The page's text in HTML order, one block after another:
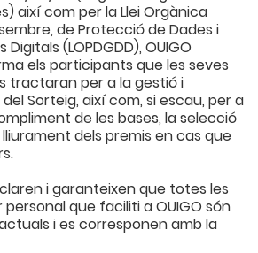
així com per la Llei Orgànica
de Protecció de Dades i
(LOPDGDD), OUIGO
els participants que les seves
tractaran per a la gestió i
Sorteig, així com, si escau, per a
de les bases, la selecció
dels premis en cas que
i garanteixen que totes les
que faciliti a OUIGO són
i es corresponen amb la